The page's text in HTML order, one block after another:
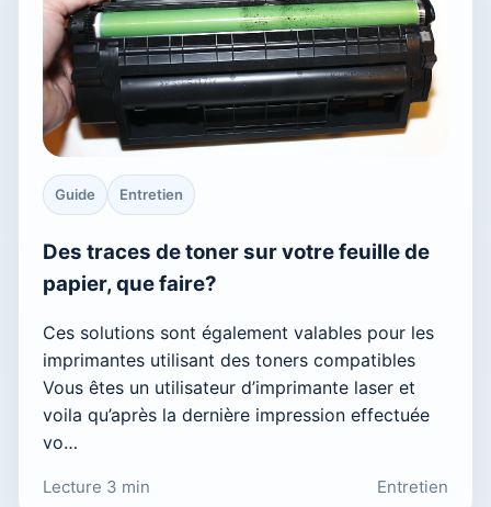
Guide Entretien
Des traces de toner sur votre feuille de
papier, que faire?
Ces solutions sont également valables pour les
imprimantes utilisant des toners compatibles
Vous êtes un utilisateur d’imprimante laser et
voila qu’après la dernière impression effectuée
vo…
Lecture 3 min Entretien